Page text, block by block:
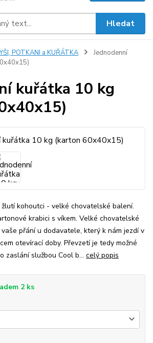
Hledat
POTKANI a KUŘÁTKA
Jednodenní
kuřátka 10 kg
kohoutci - velké chovatelské balení.
krabici s víkem. Velké chovatelské
přání u dodavatele, který k nám jezdí v
otevírací doby. Převzetí je tedy možné
zaslání službou Cool b... celý popis
2 ks